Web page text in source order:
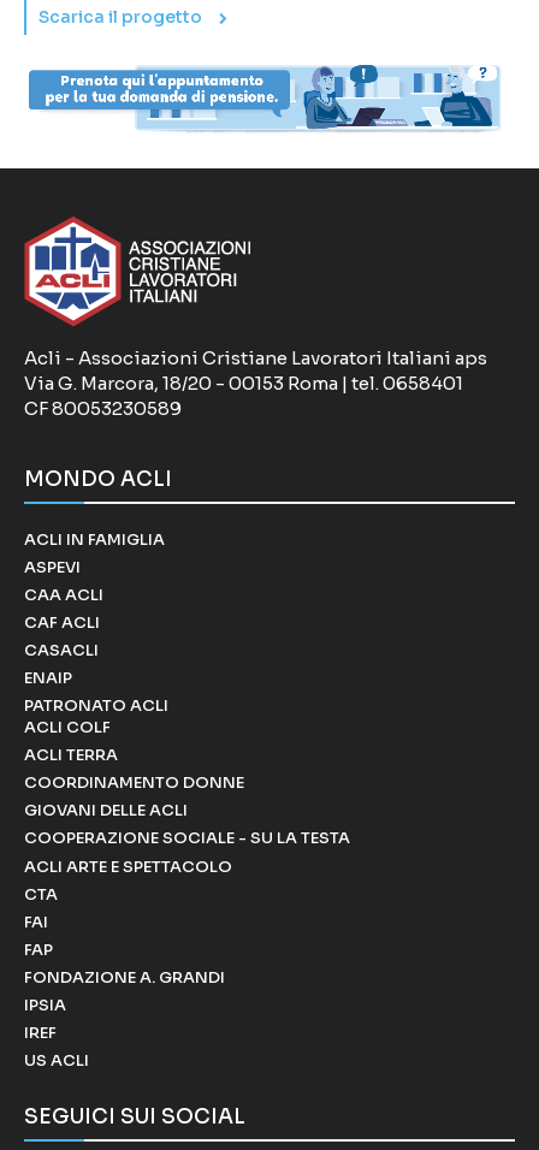
Scarica il progetto
Acli - Associazioni Cristiane Lavoratori Italiani aps
Via G. Marcora, 18/20 - 00153 Roma | tel. 0658401
CF 80053230589
MONDO ACLI
ACLI IN FAMIGLIA
ASPEVI
CAA ACLI
CAF ACLI
CASACLI
ENAIP
PATRONATO ACLI
ACLI COLF
ACLI TERRA
COORDINAMENTO DONNE
GIOVANI DELLE ACLI
COOPERAZIONE SOCIALE - SU LA TESTA
ACLI ARTE E SPETTACOLO
CTA
FAI
FAP
FONDAZIONE A. GRANDI
IPSIA
IREF
US ACLI
SEGUICI SUI SOCIAL